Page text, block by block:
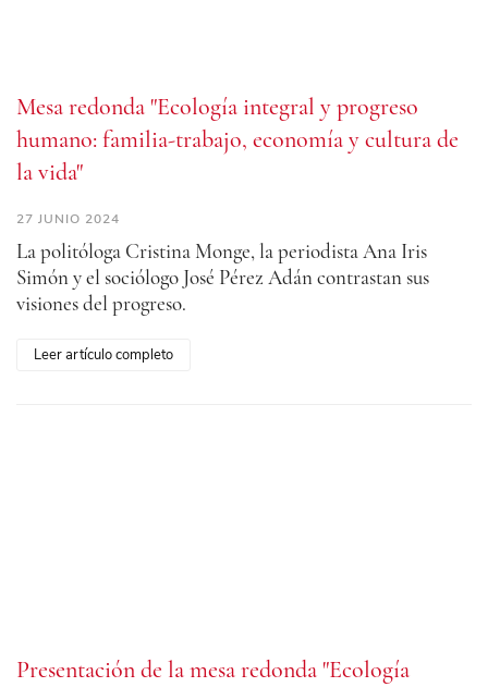
Mesa redonda "Ecología integral y progreso
humano: familia-trabajo, economía y cultura de
la vida"
27 JUNIO 2024
La politóloga Cristina Monge, la periodista Ana Iris
Simón y el sociólogo José Pérez Adán contrastan sus
visiones del progreso.
Leer artículo completo
Presentación de la mesa redonda "Ecología